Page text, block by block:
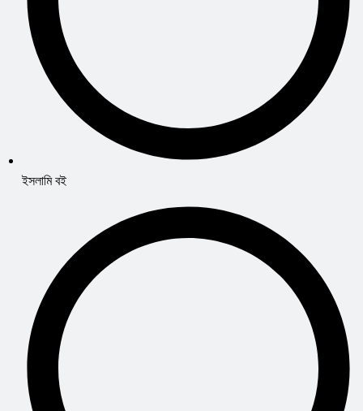
ইসলামি বই